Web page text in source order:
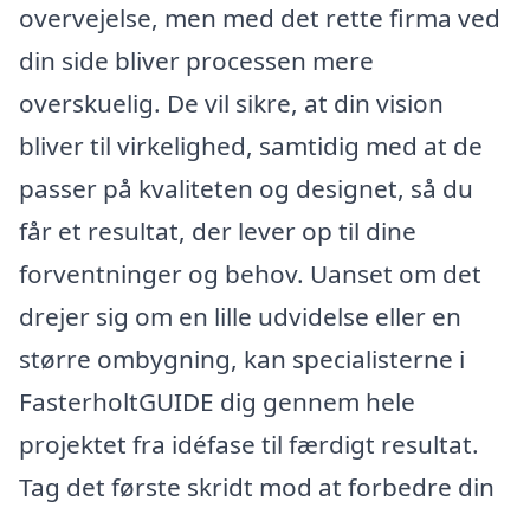
overvejelse, men med det rette firma ved
din side bliver processen mere
overskuelig. De vil sikre, at din vision
bliver til virkelighed, samtidig med at de
passer på kvaliteten og designet, så du
får et resultat, der lever op til dine
forventninger og behov. Uanset om det
drejer sig om en lille udvidelse eller en
større ombygning, kan specialisterne i
FasterholtGUIDE dig gennem hele
projektet fra idéfase til færdigt resultat.
Tag det første skridt mod at forbedre din